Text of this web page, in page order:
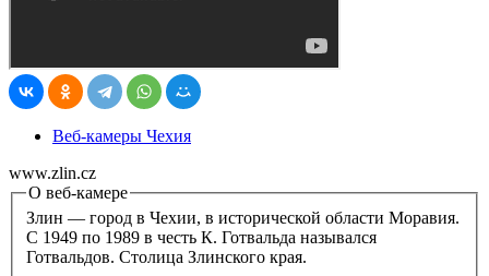
Веб-камеры Чехия
www.zlin.cz
О веб-камере
Злин — город в Чехии, в исторической области Моравия.
С 1949 по 1989 в честь К. Готвальда назывался
Готвальдов. Столица Злинского края.